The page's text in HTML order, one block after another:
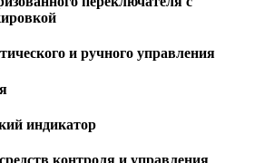
и ручного управления
индикатор